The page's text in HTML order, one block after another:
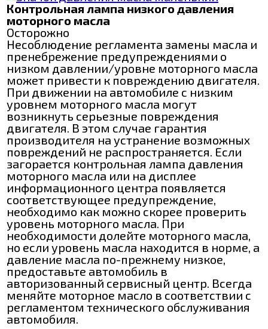
Контрольная лампа низкого давления
моторного масла
Осторожно
Несоблюдение регламента замены масла и
пренебрежение предупреждениями о
низком давлении/уровне моторного масла
может привести к повреждению двигателя.
При движении на автомобиле с низким
уровнем моторного масла могут
возникнуть серьезные повреждения
двигателя. В этом случае гарантия
производителя на устранение возможных
повреждений не распространяется. Если
загорается контрольная лампа давления
моторного масла или на дисплее
информационного центра появляется
соответствующее предупреждение,
необходимо как можно скорее проверить
уровень моторного масла. При
необходимости долейте моторного масла,
но если уровень масла находится в норме, а
давление масла по-прежнему низкое,
предоставьте автомобиль в
авторизованный сервисный центр. Всегда
меняйте моторное масло в соответствии с
регламентом технического обслуживания
автомобиля.